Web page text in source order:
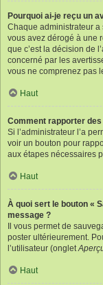
Pourquoi ai-je reçu un
Chaque administrateur
vous avez dérogé à une
que c’est la décision de
concerné par les
vous ne comprenez pas
Haut
Comment rapporter
Si l’administrateur l’a
voir un bouton pour
aux étapes nécessaires
Haut
À quoi sert le bouton «
message ?
Il vous permet de
poster ultérieurement.
l’utilisateur (onglet
Haut